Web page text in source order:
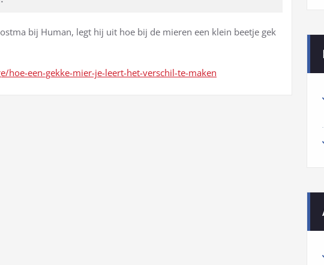
bij Human, legt hij uit hoe bij de mieren een klein beetje gek
een-gekke-mier-je-leert-het-verschil-te-maken